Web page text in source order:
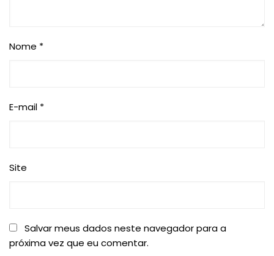
Nome *
E-mail *
Site
Salvar meus dados neste navegador para a
próxima vez que eu comentar.